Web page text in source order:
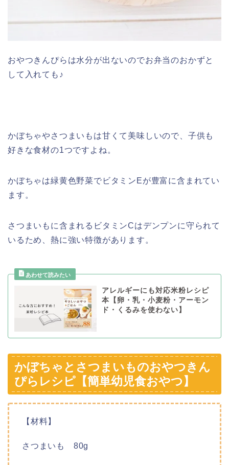
おやつきんぴらは水分が出ないのでお弁当のおかずと
して入れても♪
かぼちゃやさつまいもは甘くて美味しいので、子供も
好きな食材の1つですよね。
かぼちゃは緑黄色野菜でビタミンEが豊富に含まれてい
ます。
さつまいもに含まれるビタミンCはデンプンに守られて
いるため、熱に強い特徴があります。
アレルギーにも対応米粉レシピ
本【卵・乳・小麦粉・アーモン
ド・くるみを使わない】
かぼちゃとさつまいものおやつきん
ぴらレシピ【簡単幼児食おやつ】
【材料】
さつまいも 80g